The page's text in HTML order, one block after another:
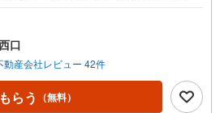
しておりますーーーーYahoo！ 不動産
舗ーーーー当店で物件を成約するとPa
トがもらえる「Yahoo！ 不動産 物件ご
」の対象になります。「資料をもらう」
」ボタンからお問い合わせください。※必
IDでログインしてください。※PayPay
口
動産会社レビュー 42件
らう （無料）